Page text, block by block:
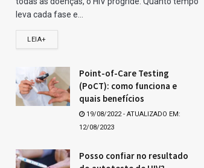
Twittar